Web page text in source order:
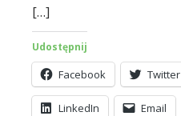
[…]
Udostępnij
Facebook Twitter
LinkedIn Email